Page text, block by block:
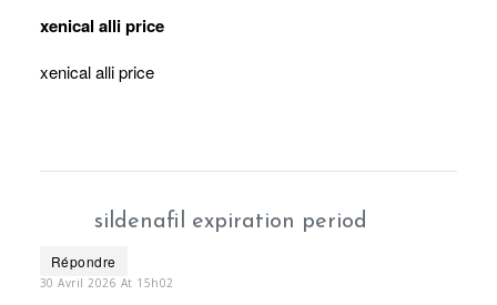
xenical alli price
xenical alli price
sildenafil expiration period
Répondre
30 Avril 2026 At 15h02